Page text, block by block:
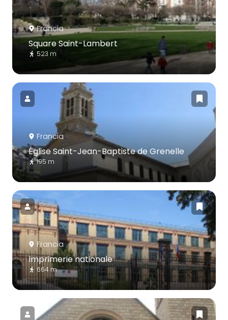
Francia
Square Saint-Lambert
523 m
Francia
Église Saint-Jean-Baptiste de Grenelle
195 m
Francia
Imprimerie nationale
664 m